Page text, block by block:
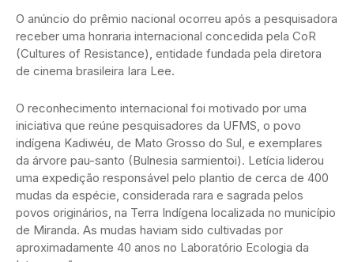
O anúncio do prêmio nacional ocorreu após a pesquisadora
receber uma honraria internacional concedida pela CoR
(Cultures of Resistance), entidade fundada pela diretora
de cinema brasileira Iara Lee.
O reconhecimento internacional foi motivado por uma
iniciativa que reúne pesquisadores da UFMS, o povo
indígena Kadiwéu, de Mato Grosso do Sul, e exemplares
da árvore pau-santo (Bulnesia sarmientoi). Letícia liderou
uma expedição responsável pelo plantio de cerca de 400
mudas da espécie, considerada rara e sagrada pelos
povos originários, na Terra Indígena localizada no município
de Miranda. As mudas haviam sido cultivadas por
aproximadamente 40 anos no Laboratório Ecologia da